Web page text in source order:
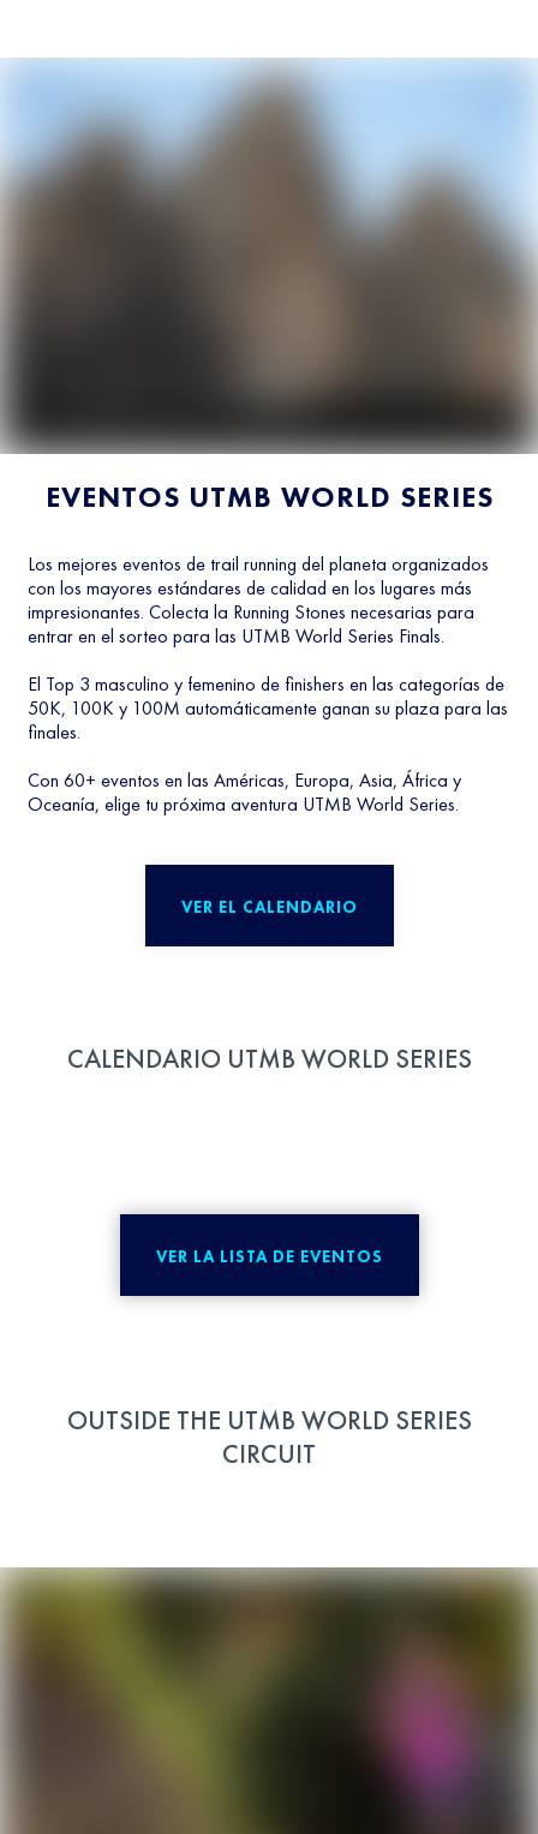
EVENTOS UTMB WORLD SERIES
Los mejores eventos de trail running del planeta organizados
con los mayores estándares de calidad en los lugares más
impresionantes. Colecta la Running Stones necesarias para
entrar en el sorteo para las UTMB World Series Finals.
El Top 3 masculino y femenino de finishers en las categorías de
50K, 100K y 100M automáticamente ganan su plaza para las
finales.
Con 60+ eventos en las Américas, Europa, Asia, África y
Oceanía, elige tu próxima aventura UTMB World Series.
VER EL CALENDARIO
CALENDARIO UTMB WORLD SERIES
VER LA LISTA DE EVENTOS
OUTSIDE THE UTMB WORLD SERIES
CIRCUIT